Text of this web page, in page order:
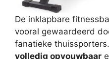
De inklapbare
vooral gewaardeerd
fanatieke
volledig opvouwbaar